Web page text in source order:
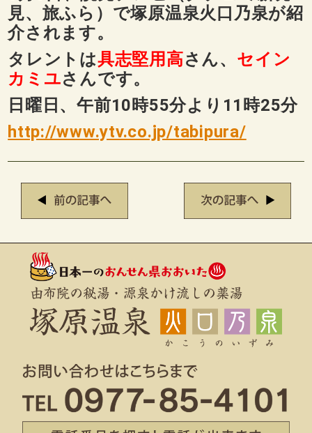
見、旅ふら）で塚原温泉火口乃泉が紹
介されます。
タレントは具志堅用高さん、 セイン
カミユさんです。
日曜日、午前10時55分より11時25分
http://www.ytv.co.jp/tabipura/